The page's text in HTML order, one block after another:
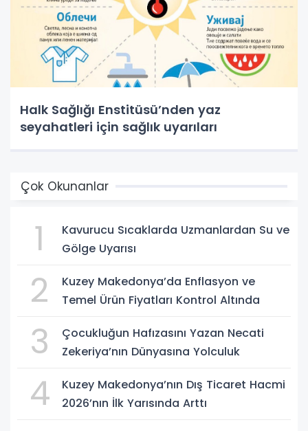
Halk Sağlığı Enstitüsü’nden yaz
seyahatleri için sağlık uyarıları
Çok Okunanlar
1
Kavurucu Sıcaklarda Uzmanlardan Su ve
Gölge Uyarısı
2
Kuzey Makedonya’da Enflasyon ve
Temel Ürün Fiyatları Kontrol Altında
3
Çocukluğun Hafızasını Yazan Necati
Zekeriya’nın Dünyasına Yolculuk
4
Kuzey Makedonya’nın Dış Ticaret Hacmi
2026’nın İlk Yarısında Arttı